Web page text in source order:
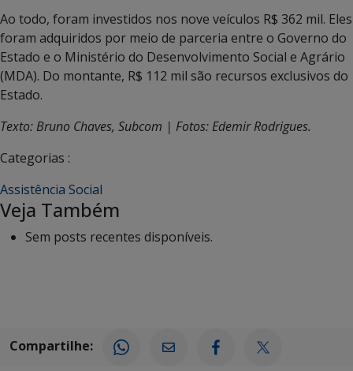
Ao todo, foram investidos nos nove veículos R$ 362 mil. Eles
foram adquiridos por meio de parceria entre o Governo do
Estado e o Ministério do Desenvolvimento Social e Agrário
(MDA). Do montante, R$ 112 mil são recursos exclusivos do
Estado.
Texto: Bruno Chaves, Subcom | Fotos: Edemir Rodrigues.
Categorias :
Assistência Social
Veja Também
Sem posts recentes disponíveis.
Compartilhe: